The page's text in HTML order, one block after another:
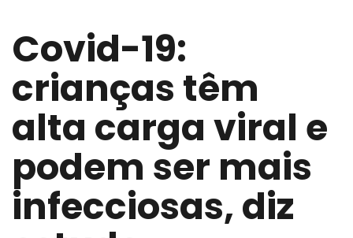
Covid-19:
crianças têm
alta carga viral e
podem ser mais
infecciosas, diz